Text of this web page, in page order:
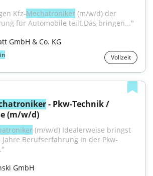
Kfz-Mechatroniker (m/w/d) der
für Automobile teilt.Das bringen..."
GmbH & Co. KG
Vollzeit
- Pkw-Technik /
(m/w/d)
(m/w/d) Idealerweise bringst
Berufserfahrung in der Pkw-
GmbH